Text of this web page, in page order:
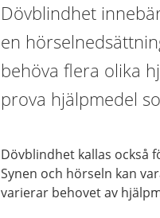
Dövblindhet
en
behöva flera olika
prova hjälpmedel
Dövblindhet kallas också
Synen och hörseln kan
varierar behovet av